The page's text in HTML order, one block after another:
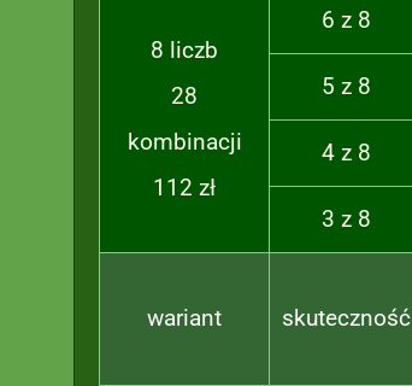
8 liczb
28
kombinacji
112 zł
6 z 8
5 z 8
4 z 8
3 z 8
wariant skuteczność